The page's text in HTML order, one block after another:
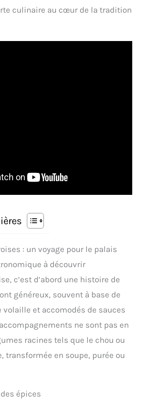
culinaire au cœur de la tradition
: un voyage pour le palais
à découvrir
c’est d’abord une histoire de
généreux, souvent à base de
volaille et accomodés de sauces
ne sont pas en
racines tels que le chou ou
transformée en soupe, purée ou
épices